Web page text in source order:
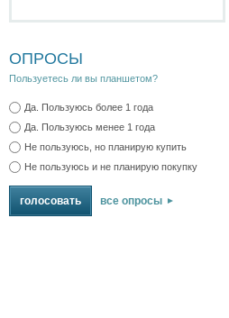
ОПРОСЫ
Пользуетесь ли вы планшетом?
Да. Пользуюсь более 1 года
Да. Пользуюсь менее 1 года
Не пользуюсь, но планирую купить
Не пользуюсь и не планирую покупку
все опросы